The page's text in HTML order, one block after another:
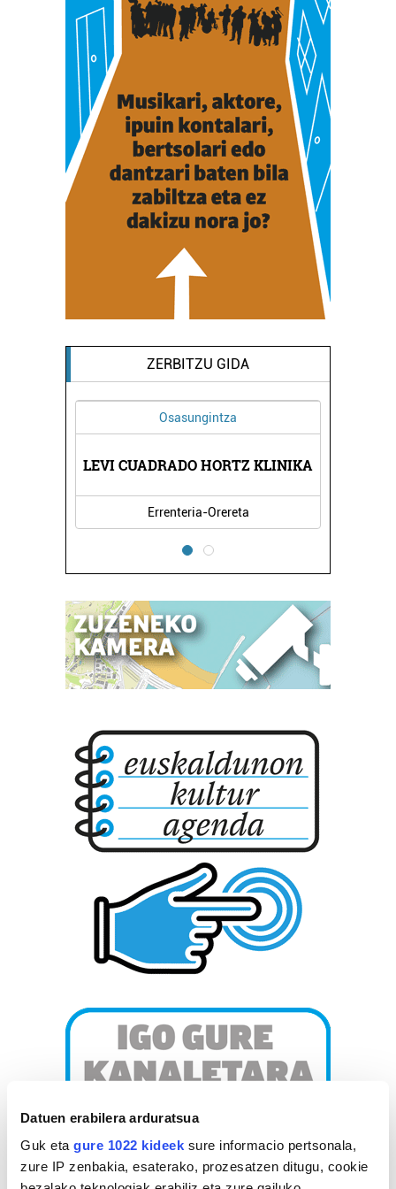
Datuen erabilera arduratsua
Guk eta gure 1022 kideek sure informacio pertsonala,
zure IP zenbakia, esaterako, prozesatzen ditugu, cookie
ZERBITZU GIDA
HORTZ KLINIKA ITZIAR